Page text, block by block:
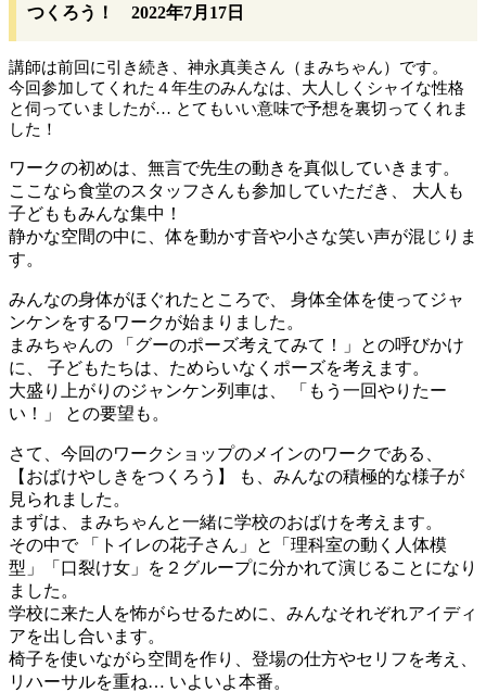
つくろう！ 2022年7月17日
講師は前回に引き続き、神永真美さん（まみちゃん）です。
今回参加してくれた４年生のみんなは、大人しくシャイな性格
と伺っていましたが… とてもいい意味で予想を裏切ってくれま
した！
ワークの初めは、無言で先生の動きを真似していきます。
ここなら食堂のスタッフさんも参加していただき、 大人も
子どももみんな集中！
静かな空間の中に、体を動かす音や小さな笑い声が混じりま
す。
みんなの身体がほぐれたところで、 身体全体を使ってジャ
ンケンをするワークが始まりました。
まみちゃんの 「グーのポーズ考えてみて！」との呼びかけ
に、 子どもたちは、ためらいなくポーズを考えます。
大盛り上がりのジャンケン列車は、 「もう一回やりたー
い！」 との要望も。
さて、今回のワークショップのメインのワークである、
【おばけやしきをつくろう】 も、みんなの積極的な様子が
見られました。
まずは、まみちゃんと一緒に学校のおばけを考えます。
その中で 「トイレの花子さん」と「理科室の動く人体模
型」「口裂け女」を２グループに分かれて演じることになり
ました。
学校に来た人を怖がらせるために、みんなそれぞれアイディ
アを出し合います。
椅子を使いながら空間を作り、登場の仕方やセリフを考え、
リハーサルを重ね… いよいよ本番。